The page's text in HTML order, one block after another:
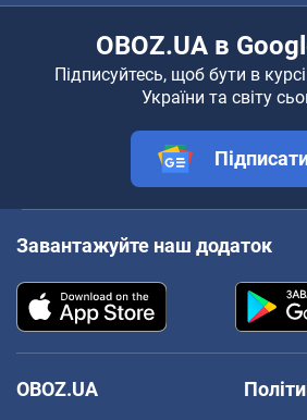
OBOZ.UA в
Підписуйтесь, щоб бути в
України та світу
Завантажуйте наш додаток
OBOZ.UA